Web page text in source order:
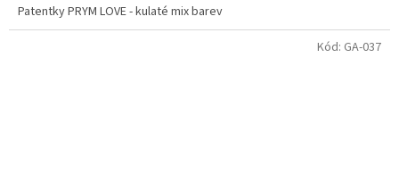
Patentky PRYM LOVE - kulaté mix barev
Kód: GA-037